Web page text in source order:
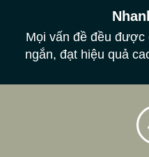
Mọi vấn đề đều
ngắn, đạt hiệu quả